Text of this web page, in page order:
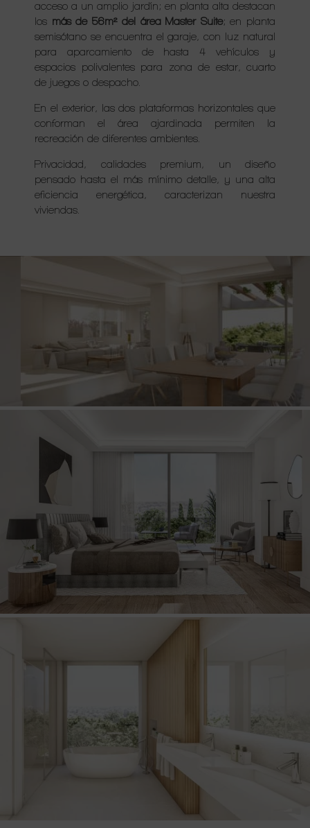
acceso a un amplio jardín; en planta alta destacan
los más de 56m² del área Master Suite; en planta
semisótano se encuentra el garaje, con luz natural
para aparcamiento de hasta 4 vehículos y
espacios polivalentes para zona de estar, cuarto
de juegos o despacho.
En el exterior, las dos plataformas horizontales que
conforman el área ajardinada permiten la
recreación de diferentes ambientes.
Privacidad, calidades premium, un diseño
pensado hasta el más mínimo detalle, y una alta
eficiencia energética, caracterizan nuestra
viviendas.